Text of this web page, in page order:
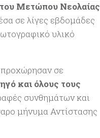
Μετώπου Νεολαίας
σε λίγες εβδομάδες
υλικό
προχώρησαν σε
και όλους τους
συνθημάτων και
μήνυμα Αντίστασης